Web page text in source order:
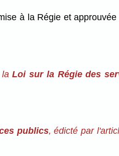
à la Régie et
laLoi sur la Régie des
publics, édicté par